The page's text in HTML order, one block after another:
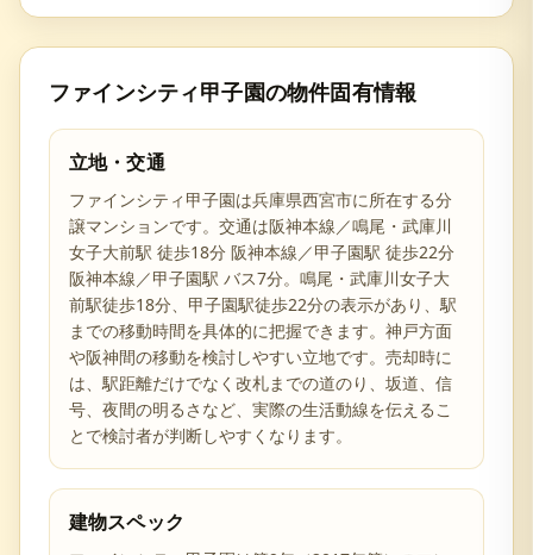
ファインシティ甲子園の物件固有情報
立地・交通
ファインシティ甲子園は兵庫県西宮市に所在する分
譲マンションです。交通は阪神本線／鳴尾・武庫川
女子大前駅 徒歩18分 阪神本線／甲子園駅 徒歩22分
阪神本線／甲子園駅 バス7分。鳴尾・武庫川女子大
前駅徒歩18分、甲子園駅徒歩22分の表示があり、駅
までの移動時間を具体的に把握できます。神戸方面
や阪神間の移動を検討しやすい立地です。売却時に
は、駅距離だけでなく改札までの道のり、坂道、信
号、夜間の明るさなど、実際の生活動線を伝えるこ
とで検討者が判断しやすくなります。
建物スペック